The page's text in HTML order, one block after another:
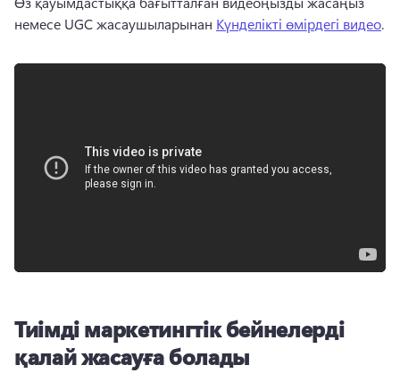
немесе UGC жасаушыларынан Күнделікті өмірдегі видео
Тиімді маркетингтік бейнелерді
қалай жасауға болады